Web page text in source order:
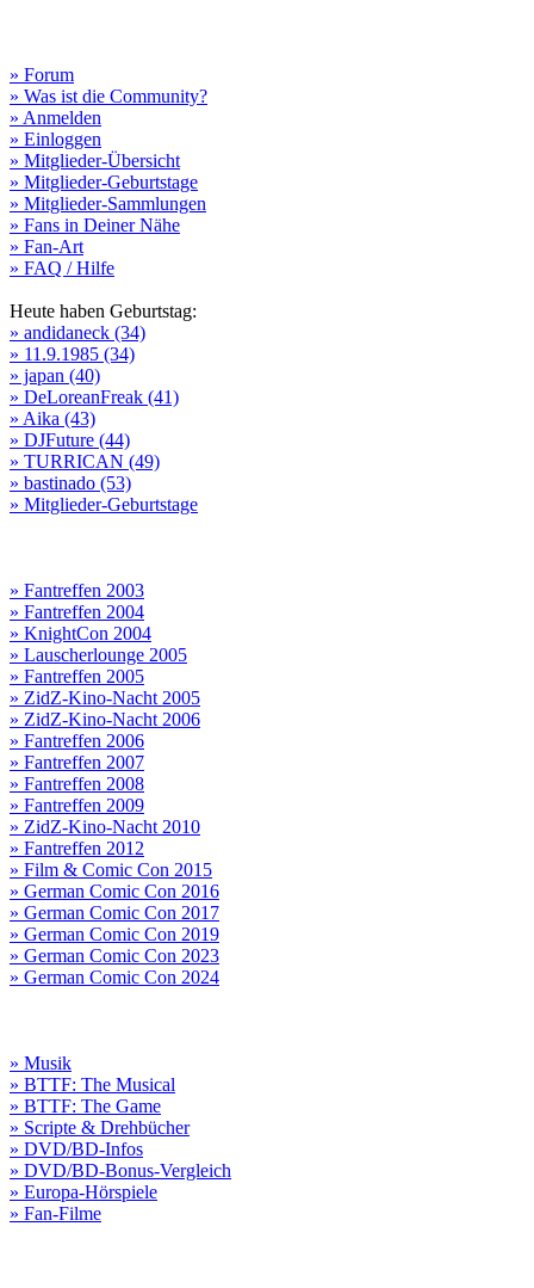
» Forum
» Was ist die Community?
» Anmelden
» Einloggen
» Mitglieder-Übersicht
» Mitglieder-Geburtstage
» Mitglieder-Sammlungen
» Fans in Deiner Nähe
» Fan-Art
» FAQ / Hilfe
Heute haben Geburtstag:
» andidaneck (34)
» 11.9.1985 (34)
» japan (40)
» DeLoreanFreak (41)
» Aika (43)
» DJFuture (44)
» TURRICAN (49)
» bastinado (53)
» Mitglieder-Geburtstage
» Fantreffen 2003
» Fantreffen 2004
» KnightCon 2004
» Lauscherlounge 2005
» Fantreffen 2005
» ZidZ-Kino-Nacht 2005
» ZidZ-Kino-Nacht 2006
» Fantreffen 2006
» Fantreffen 2007
» Fantreffen 2008
» Fantreffen 2009
» ZidZ-Kino-Nacht 2010
» Fantreffen 2012
» Film & Comic Con 2015
» German Comic Con 2016
» German Comic Con 2017
» German Comic Con 2019
» German Comic Con 2023
» German Comic Con 2024
» Musik
» BTTF: The Musical
» BTTF: The Game
» Scripte & Drehbücher
» DVD/BD-Infos
» DVD/BD-Bonus-Vergleich
» Europa-Hörspiele
» Fan-Filme